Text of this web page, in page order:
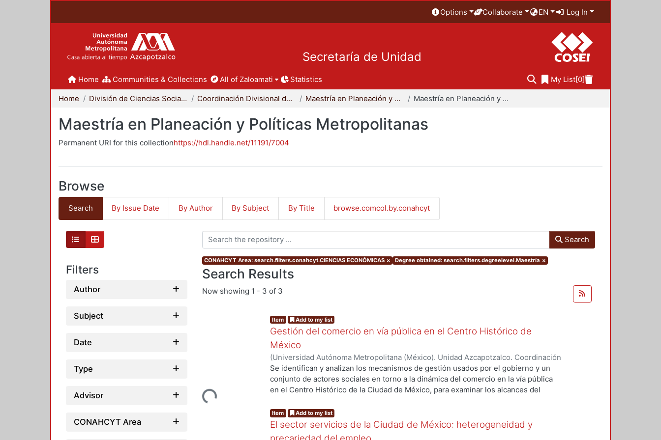
Options Collaborate EN Log In
Secretaría de Unidad
Home Communities & Collections All of Zaloamati Statistics My List[0]
Home División de Ciencias Sociales y Humanidades Coordinación Divisional de Posgrado Maestría en Planeación y Políticas Metropolitanas Maestría en Planeación y Políticas Metropolitanas
Maestría en Planeación y Políticas Metropolitanas
Permanent URI for this collectionhttps://hdl.handle.net/11191/7004
Browse
Search By Issue Date By Author By Subject By Title browse.comcol.by.conahcyt
Filters
Author
Subject
Date
Type
Advisor
CONAHCYT Area
Search
CONAHCYT Area: search.filters.conahcyt.CIENCIAS ECONÓMICAS × Degree obtained: search.filters.degreelevel.Maestría ×
Search Results
Now showing 1 - 3 of 3
Loading...
Item Add to my list
Gestión del comercio en vía pública en el Centro Histórico de
México
(Universidad Autónoma Metropolitana (México). Unidad Azcapotzalco. Coordinación
de Servicios de Información.,1999-11)MENDEZ BAHENA, JOSE BENJAMIN
Se identifican y analizan los mecanismos de gestión usados por el gobierno y un
conjunto de actores sociales en torno a la dinámica del comercio en la vía pública
en el Centro Histórico de la Ciudad de México, para examinar los alcances del
febrero de 1998 por el Gobierno del Distrito Federal, a tal efecto, se sustenta en
calidad de hipótesis que ninguno de los programas de gobierno aplicados entre
1521 y 1999 para erradicar el fenómeno del comercio en vía pública podía dar el
Item Add to my list
El sector servicios de la Ciudad de México: heterogeneidad y